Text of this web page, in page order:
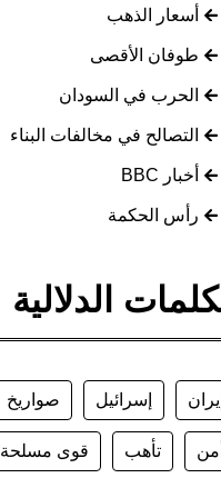
أسعار الذهب
طوفان الأقصى
الحرب في السودان
التصالح في مخالفات البناء
أخبار BBC
رأس الحكمة
الدلالية
إيران إسرائيل صواريخ
أمن تأهب قوى مسلحة